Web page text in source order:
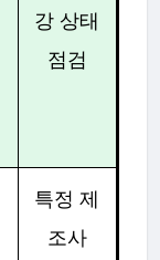
강 상태
점검
특정 제
조사